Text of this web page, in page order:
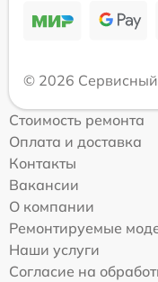
© 2026
Стоимость ремонта
Оплата и доставка
Контакты
Вакансии
О компании
Ремонтируемые
Наши услуги
Согласие на